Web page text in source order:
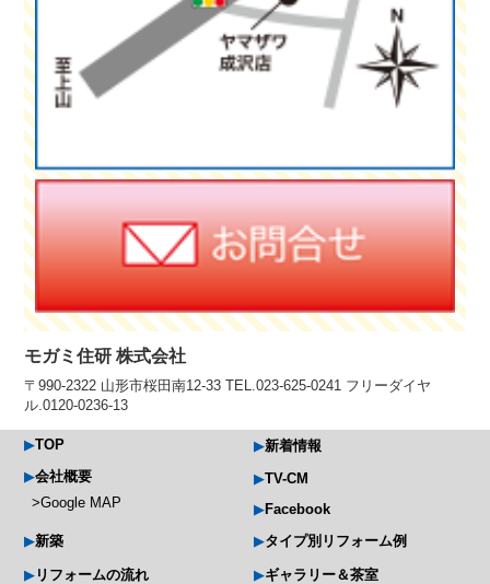
モガミ住研 株式会社
〒990-2322 山形市桜田南12-33 TEL.023-625-0241 フリーダイヤ
ル.0120-0236-13
TOP
会社概要
Google MAP
新築
リフォームの流れ
新着情報
TV-CM
Facebook
タイプ別リフォーム例
ギャラリー＆茶室